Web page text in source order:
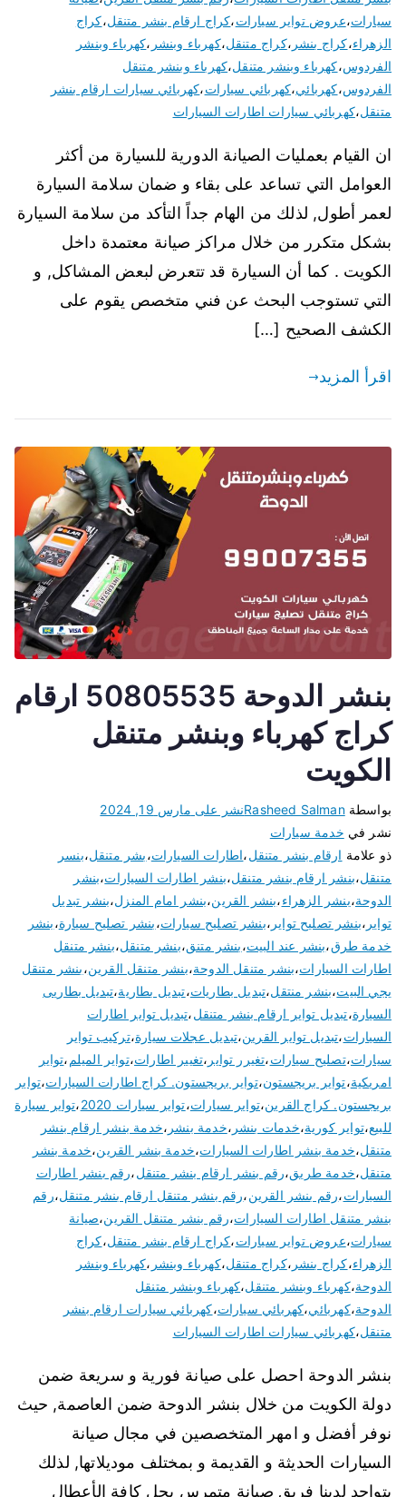
سيارات،عروض تواير سيارات،كراج ارقام بنشر متنقل،كراج
الزهراء،كراج بنشر ،كراج متنقل،كهرباء وبنشر ،كهرباء وبنشر
الفردوس،كهرباء وبنشر متنقل،كهرباء وبنشر متنقل
الفردوس،كهربائي،كهربائي سيارات،كهربائي سيارات ارقام بنشر
متنقل،كهربائي سيارات اطارات السيارات
ان القيام بعمليات الصيانة الدورية للسيارة من أكثر
العوامل التي تساعد على بقاء و ضمان سلامة السيارة
لعمر أطول, لذلك من الهام جداً التأكد من سلامة السيارة
بشكل متكرر من خلال مراكز صيانة معتمدة داخل
الكويت . كما أن السيارة قد تتعرض لبعض المشاكل, و
التي تستوجب البحث عن فني متخصص يقوم على
الكشف الصحيح […]
اقرأ المزيد
بنشر الدوحة 50805535 ارقام
كراج كهرباء وبنشر متنقل
الكويت
بواسطةRasheed Salmanنشر على مارس 19, 2024
نشر في خدمة سيارات
ذو علامة ارقام بنشر متنقل،اطارات السيارات،بشر متنقل،بنسر
متنقل،بنشر ارقام بنشر متنقل،بنشر اطارات السيارات،بنشر
الدوحة،بنشر الزهراء،بنشر القرين،بنشر امام المنزل،بنشر تبديل
تواير ،بنشر تصليح تواير ،بنشر تصليح سيارات،بنشر تصليح سيارة،بنشر
خدمة طرق،بنشر عند البيت،بنشر متنق،بنشر متنقل،بنشر متنقل
اطارات السيارات،بنشر متنقل الدوحة،بنشر متنقل القرين،بنشر متنقل
يجي البيت،بنشر منتقل،تبديل بطاريات،تبديل بطارية،تبديل بطاريى
السيارة،تبديل تواير ارقام بنشر متنقل،تبديل تواير اطارات
السيارات،تبديل تواير القرين،تبديل عجلات سيارة،تركيب تواير
سيارات،تصليح سيارات،تغيرر تواير ،تغيير اطارات،تواير الميلم،تواير
امريكية،تواير بريجستون،تواير بريجستون. كراج اطارات السيارات،تواير
بريجستون. كراج القرين،تواير سيارات،تواير سيارات 2020 ،تواير سيارة
للبيع،تواير كورية،خدمات بنشر ،خدمة بنشر ،خدمة بنشر ارقام بنشر
متنقل،خدمة بنشر اطارات السيارات،خدمة بنشر القرين،خدمة بنشر
متنقل،خدمة طريق،رقم بنشر ارقام بنشر متنقل،رقم بنشر اطارات
السيارات،رقم بنشر القرين،رقم بنشر متنقل ارقام بنشر متنقل،رقم
بنشر متنقل اطارات السيارات،رقم بنشر متنقل القرين،صيانة
سيارات،عروض تواير سيارات،كراج ارقام بنشر متنقل،كراج
الزهراء،كراج بنشر ،كراج متنقل،كهرباء وبنشر ،كهرباء وبنشر
الدوحة،كهرباء وبنشر متنقل،كهرباء وبنشر متنقل
الدوحة،كهربائي،كهربائي سيارات،كهربائي سيارات ارقام بنشر
متنقل،كهربائي سيارات اطارات السيارات
بنشر الدوحة احصل على صيانة فورية و سريعة ضمن
دولة الكويت من خلال بنشر الدوحة ضمن العاصمة, حيث
نوفر أفضل و امهر المتخصصين في مجال صيانة
السيارات الحديثة و القديمة و بمختلف موديلاتها, لذلك
يتواجد لدينا فريق صيانة متمرس بحل كافة الأعطال